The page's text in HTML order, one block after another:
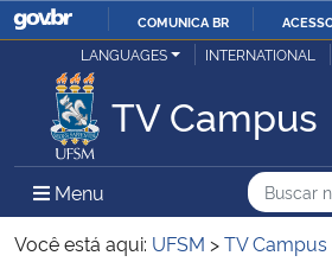
IR
O
COMUNICA BR
Ministério da Justiça e Segurança Pública
Ministério da Defesa
Ministério das Relações Exteriores
LANGUAGES INTERNATIONAL
TV Campus
Menu Menu Principal do Sítio
Busca
Busca:
Você está aqui: UFSM >TV Campus